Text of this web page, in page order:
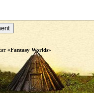
«Fantasy Worlds»